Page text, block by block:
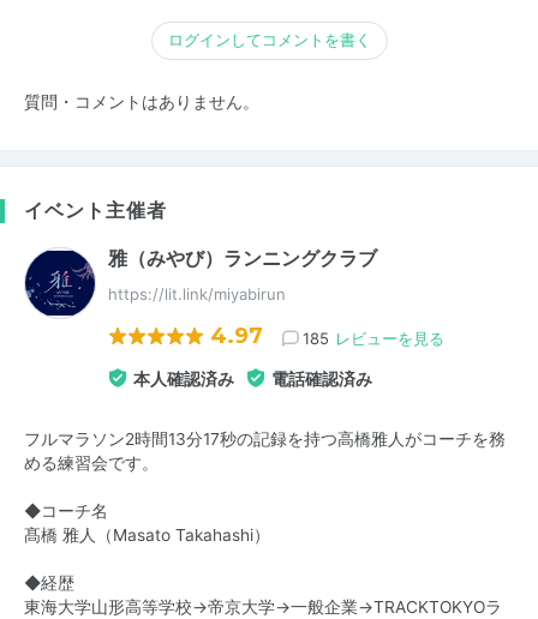
ログインしてコメントを書く
質問・コメントはありません。
イベント主催者
雅（みやび）ランニングクラブ
https://lit.link/miyabirun
4.97 185 レビューを見る
本人確認済み 電話確認済み
フルマラソン2時間13分17秒の記録を持つ高橋雅人がコーチを務
める練習会です。
◆コーチ名
髙橋 雅人（Masato Takahashi）
◆経歴
東海大学山形高等学校→帝京大学→一般企業→TRACKTOKYOラ